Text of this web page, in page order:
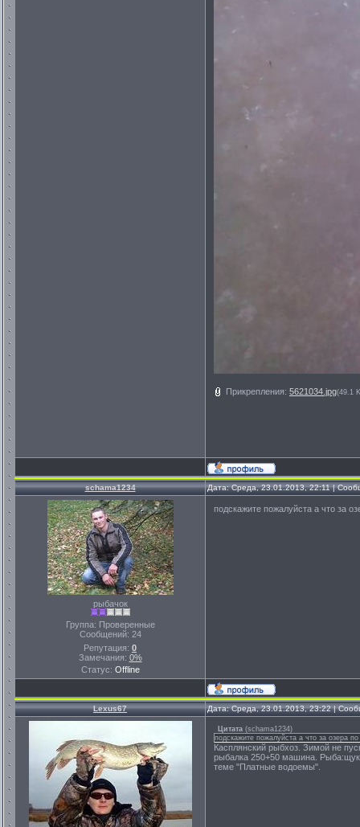
Прикрепления: 5621034.jpg(49.1
schama1234 Дата: Среда, 23.01.2013, 22:11 |
рыбачок
Группа: Проверенные
Сообщений: 24
Репутация: 0
Замечания: 0%
Статус: Offline
подскажите пожалуйста а что за
Lexus67 Дата: Среда, 23.01.2013, 23:22 |
Цитата (schama1234)
подскажите пожалуйста а что за озера
Касплянский рыбхоз. Зимой не
рыбалка 250+50 машина.
теме "Платные водоемы".